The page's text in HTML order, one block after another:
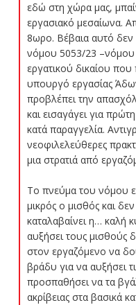
εδώ στη χώρα μας,
εργασιακό μεσαίωνα.
8ωρο. Βέβαια αυτό δεν
νόμου 5053/23 –νόμου
εργατικού δικαίου
υπουργό εργασίας
προβλέπει την
και εισαγάγει για
κατά παραγγελία.
νεοφιλελεύθερες
μια στρατιά από
Το πνεύμα του νόμου
μικρός ο μισθός και
καταλαβαίνει η… καλή
αυξήσει τους μισθούς
στον εργαζόμενο να
βράδυ για να αυξήσει
προσπαθήσει να τα
ακρίβειας στα βασικά